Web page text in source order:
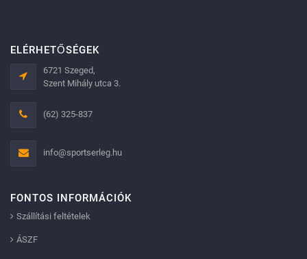
ELÉRHETŐSÉGEK
6721 Szeged,
Szent Mihály utca 3.
(62) 325-837
info@sportserleg.hu
FONTOS INFORMÁCIÓK
Szállítási feltételek
ÁSZF